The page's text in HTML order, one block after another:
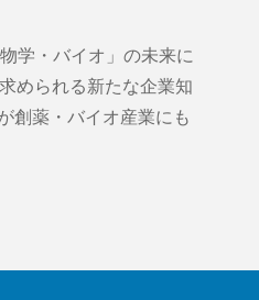
学・バイオ」の未来に
められる新たな企業知
創薬・バイオ産業にも